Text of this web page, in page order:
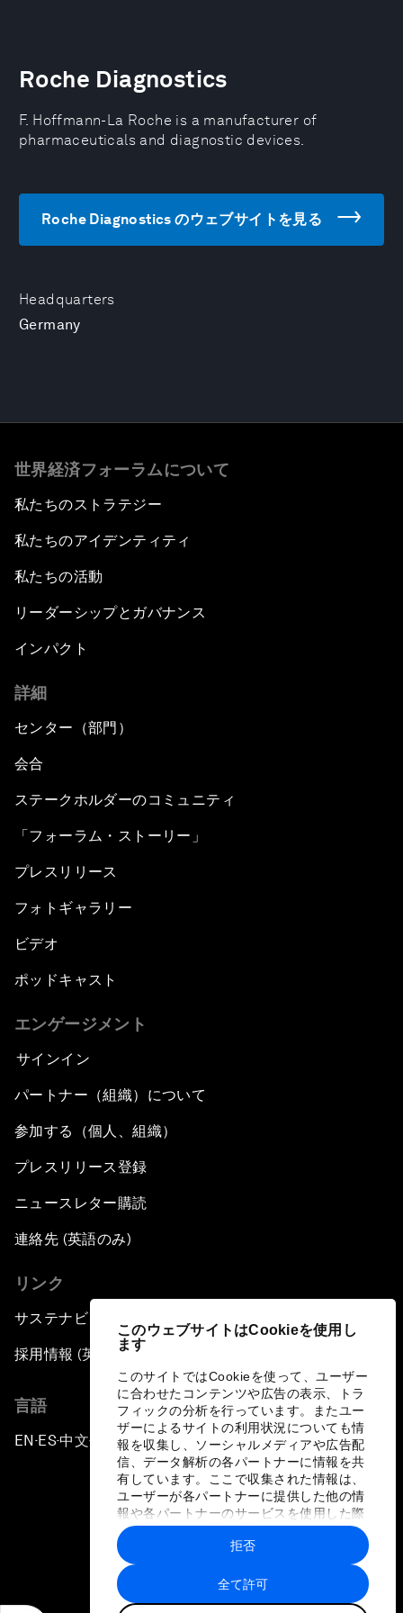
このウェブサイトはCookieを使用し
ます
このサイトではCookieを使って、ユーザー
に合わせたコンテンツや広告の表示、トラ
フィックの分析を行っています。またユー
ザーによるサイトの利用状況についても情
報を収集し、ソーシャルメディアや広告配
信、データ解析の各パートナーに情報を共
有しています。ここで収集された情報は、
ユーザーが各パートナーに提供した他の情
報や各パートナーのサービスを使用した際
に収集された情報と組み合わされ、各パー
トナーによって使用されることがありま
す。
全て許可
拒否
Headquarters
Germany
Roche Diagnostics
F. Hoffmann-La Roche is a manufacturer of
pharmaceuticals and diagnostic devices.
Roche Diagnostics のウェブサイトを見る
世界経済フォーラムについて
私たちのストラテジー
私たちのアイデンティティ
私たちの活動
リーダーシップとガバナンス
インパクト
詳細
センター（部門）
会合
ステークホルダーのコミュニティ
「フォーラム・ストーリー」
プレスリリース
フォトギャラリー
ビデオ
ポッドキャスト
エンゲージメント
サインイン
パートナー（組織）について
参加する（個人、組織）
プレスリリース登録
ニュースレター購読
連絡先 (英語のみ)
リンク
サステナビリティへの取り組み
採用情報 (英語のみ)
言語
EN ▪ES▪中文▪ 日本語
プライバシーポリシーと利用規約
サイトマップ